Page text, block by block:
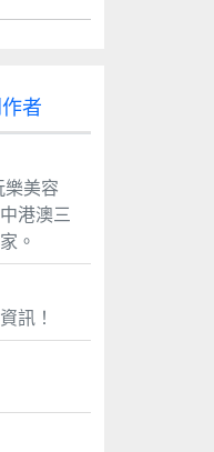
者
美容
港澳三
。
訊！